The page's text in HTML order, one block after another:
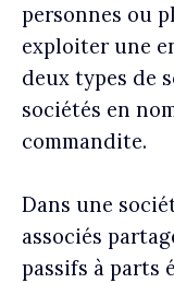
personnes ou
exploiter une
deux types de
sociétés en
commandite.
Dans une
associés
passifs à parts